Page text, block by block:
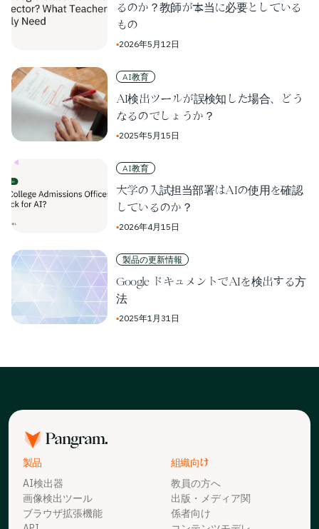
るのか？教師が本当に必要としている
もの
▪2026年5月12日
AI教育
AI検出ツールが誤検知した場合、どう
なるのでしょうか？
▪2025年5月15日
AI教育
大学の入試担当部署はAIの使用を確認
しているのか？
▪2026年4月15日
製品の更新情報
Google ドキュメントでAIを検出する方
法
▪2025年1月31日
製品
AI検出器
画像検出ツール
ブラウザ拡張機能
組織向け
教員の方へ
出版・メディア関
係者向け